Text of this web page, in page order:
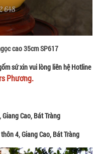
cao 35cm SP617
sứ xin vui lòng liên hệ Hotline
Phương.
Cao, Bát Tràng
4, Giang Cao, Bát Tràng